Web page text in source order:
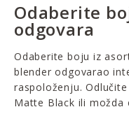
Odaberite
odgovara
Odaberite boju iz
blender odgovarao
raspoloženju.
Matte Black ili možda